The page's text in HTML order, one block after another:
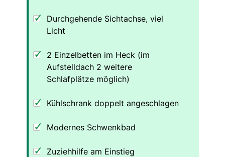
Durchgehende Sichtachse, viel
Licht
2 Einzelbetten im Heck (im
Aufstelldach 2 weitere
Schlafplätze möglich)
Kühlschrank doppelt angeschlagen
Modernes Schwenkbad
Zuziehhilfe am Einstieg